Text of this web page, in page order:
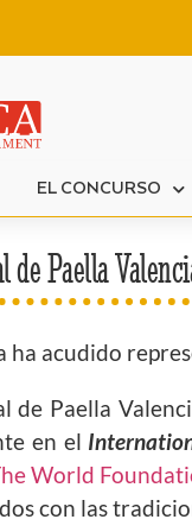
EL CONCURSO
Paella
ha acudido
de Paella
en el
World
con las